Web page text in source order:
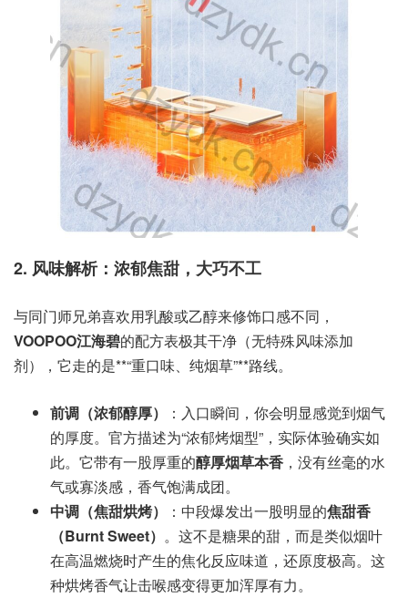
2. 风味解析：浓郁焦甜，大巧不工
与同门师兄弟喜欢用乳酸或乙醇来修饰口感不同，
VOOPOO江海碧的配方表极其干净（无特殊风味添加
剂），它走的是**“重口味、纯烟草”**路线。
前调（浓郁醇厚）
：入口瞬间，你会明显感觉到烟气
的厚度。官方描述为“浓郁烤烟型”，实际体验确实如
此。它带有一股厚重的醇厚烟草本香 ，没有丝毫的水
气或寡淡感，香气饱满成团。
中调（焦甜烘烤）
：中段爆发出一股明显的焦甜香
（Burnt Sweet） 。这不是糖果的甜，而是类似烟叶
在高温燃烧时产生的焦化反应味道，还原度极高。这
种烘烤香气让击喉感变得更加浑厚有力。